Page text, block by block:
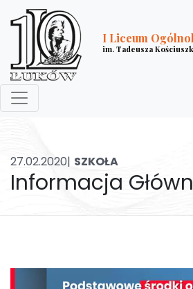
I Liceum
im. Tadeusza
27.02.2020| SZKOŁA
Informacja